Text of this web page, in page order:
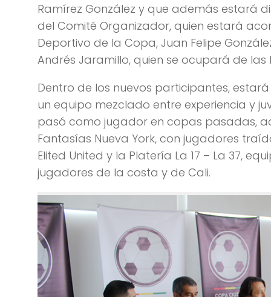
Ramírez González y que además estará
del Comité Organizador, quien estará
Deportivo de la Copa, Juan Felipe
Andrés Jaramillo, quien se ocupará de las
Dentro de los nuevos participantes,
un equipo mezclado entre experiencia y
pasó como jugador en copas pasadas,
Fantasías Nueva York, con jugadores
Elited United y la Platería La 17 – La 37,
jugadores de la costa y de Cali.